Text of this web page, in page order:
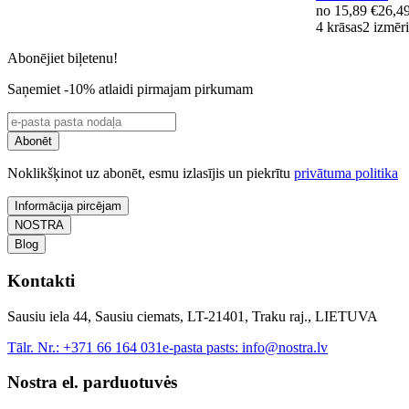
no 15,89 €
4 krāsas2 izmēri
Abonējiet biļetenu!
Saņemiet -10% atlaidi pirmajam pirkumam
Abonēt
Noklikšķinot uz abonēt, esmu izlasījis un piekrītu privātuma politika
Informācija pircējam
NOSTRA
Blog
Kontakti
Sausiu iela 44, Sausiu ciemats, LT-21401, Traku raj., LIETUVA
Tālr. Nr.: +371 66 164 031e-pasta pasts: info@nostra.lv
Nostra el. parduotuvės